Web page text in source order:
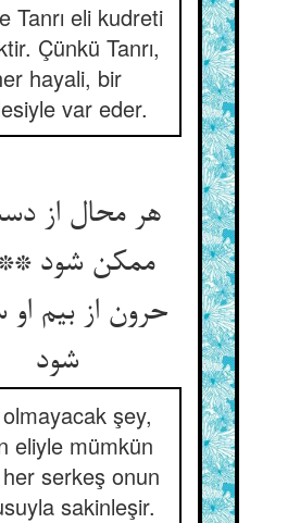
Tanrı eli kudreti
Çünkü Tanrı,
hayali, bir
var eder.
هر محال از
ممکن شود
حرون از بیم
شود
şey,
eliyle mümkün
serkeş onun
sakinleşir.